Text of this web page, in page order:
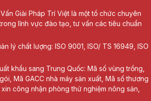
Giải Pháp Trí Việt là một tổ chức chuyên
lĩnh vực đào tạo, tư vấn các tiêu chuẩn
lý chất lượng: ISO 9001, ISO/ TS 16949, ISO
khẩu sang Trung Quốc: Mã số vùng trồng,
Mã GACC nhà máy sản xuất, Mã số thương
công nhận phòng thử nghiệm nông sản,